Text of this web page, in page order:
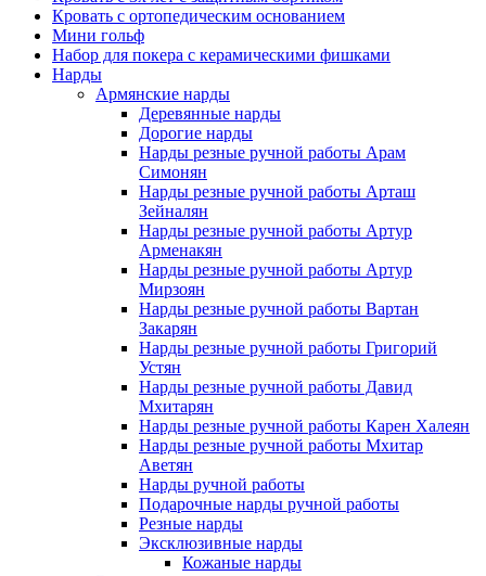
Кровать с ортопедическим основанием
Мини гольф
Набор для покера с керамическими фишками
Нарды
Армянские нарды
Деревянные нарды
Дорогие нарды
Нарды резные ручной работы Арам
Симонян
Нарды резные ручной работы Арташ
Зейналян
Нарды резные ручной работы Артур
Арменакян
Нарды резные ручной работы Артур
Мирзоян
Нарды резные ручной работы Вартан
Закарян
Нарды резные ручной работы Григорий
Устян
Нарды резные ручной работы Давид
Мхитарян
Нарды резные ручной работы Карен Халеян
Нарды резные ручной работы Мхитар
Аветян
Нарды ручной работы
Подарочные нарды ручной работы
Резные нарды
Эксклюзивные нарды
Кожаные нарды